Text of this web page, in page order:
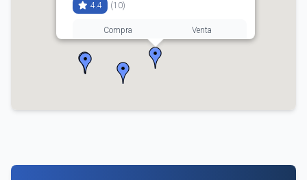
4.4 (10)
Compra
3.60
Venta
3.72
0414-5079284